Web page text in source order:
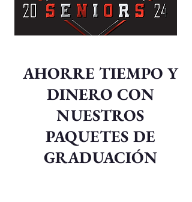
AHORRE TIEMPO Y
DINERO CON
NUESTROS
PAQUETES DE
GRADUACIÓN